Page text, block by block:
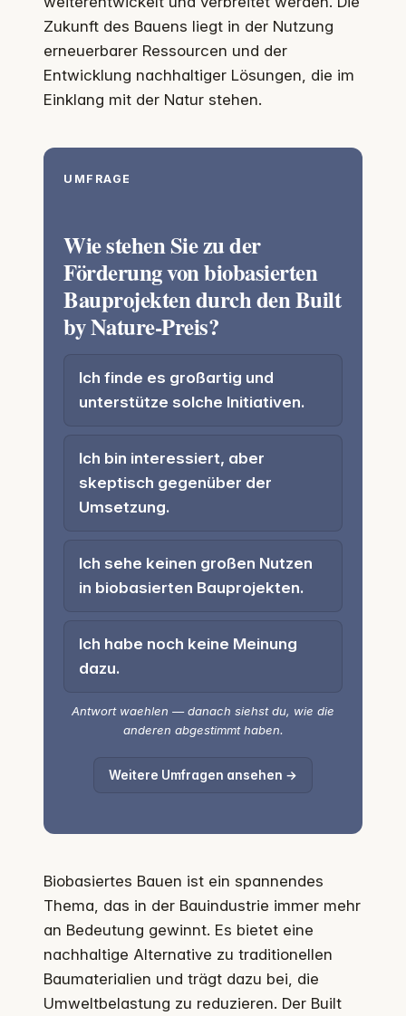
Zukunft des Bauens liegt in der Nutzung
erneuerbarer Ressourcen und der
Entwicklung nachhaltiger Lösungen, die im
Einklang mit der Natur stehen.
UMFRAGE
Wie stehen Sie zu der
Förderung von biobasierten
Bauprojekten durch den Built
by Nature-Preis?
Ich finde es großartig und
unterstütze solche Initiativen.
Ich bin interessiert, aber
skeptisch gegenüber der
Umsetzung.
Ich sehe keinen großen Nutzen
in biobasierten Bauprojekten.
Ich habe noch keine Meinung
dazu.
Antwort waehlen — danach siehst du, wie die
anderen abgestimmt haben.
Weitere Umfragen ansehen →
Biobasiertes Bauen ist ein spannendes
Thema, das in der Bauindustrie immer mehr
an Bedeutung gewinnt. Es bietet eine
nachhaltige Alternative zu traditionellen
Baumaterialien und trägt dazu bei, die
Umweltbelastung zu reduzieren. Der Built